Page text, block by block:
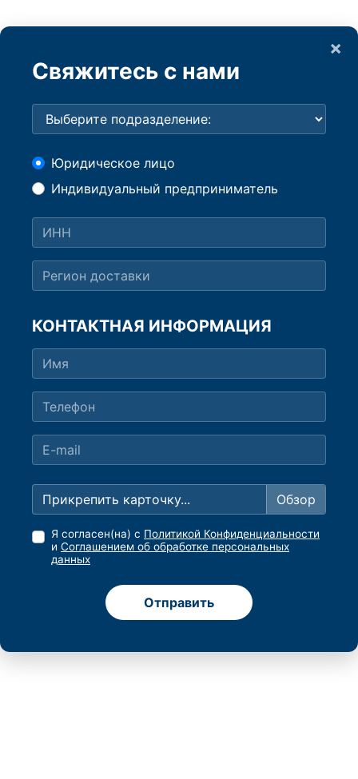
×
Свяжитесь с нами
Юридическое лицо
Индивидуальный предприниматель
КОНТАКТНАЯ ИНФОРМАЦИЯ
Прикрепить карточку...
Я согласен(на) с Политикой Конфиденциальности
и Соглашением об обработке персональных
данных
Отправить